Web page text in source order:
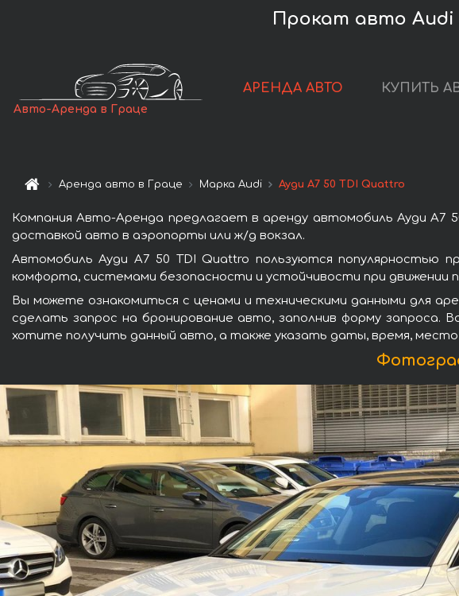
Прокат авто Audi
Авто-Аренда в Граце
АРЕНДА АВТО КУПИТЬ
Аренда авто в Граце Марка Audi Ауди A7 50 TDI Quattro
Компания Авто-Аренда предлагает в аренду автомобиль Ауди A7
доставкой авто в аэропорты или ж/д вокзал.
Автомобиль Ауди A7 50 TDI Quattro пользуются популярностью
комфорта, системами безопасности и устойчивости при движении
Вы можете ознакомиться с ценами и техническими данными для
сделать запрос на бронирование авто, заполнив форму
хотите получить данный авто, а также указать даты, время,